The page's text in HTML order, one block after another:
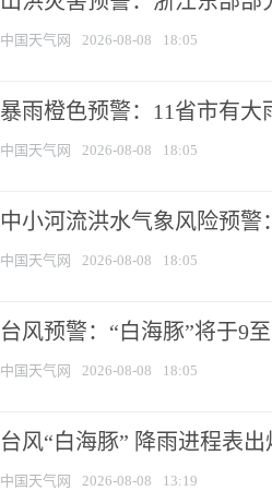
中国天气网 2026-08-08 18:05
暴雨橙色预警：11省市有
中国天气网 2026-08-08 18:05
中小河流洪水气象风险预
中国天气网 2026-08-08 18:05
台风预警：“白海豚”将于9
中国天气网 2026-08-08 18:05
台风“白海豚” 降雨进程表
中国天气网 2026-08-08 13:19